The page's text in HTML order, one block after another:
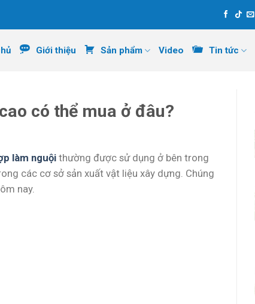
Giới thiệu Sản phẩm Video Tin tức
có thể mua ở đâu?
làm nguội thường được sử dụng ở bên trong
các cơ sở sản xuất vật liệu xây dựng. Chúng
nay.